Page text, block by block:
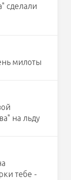
сделали
милоты
на льду
тебе -